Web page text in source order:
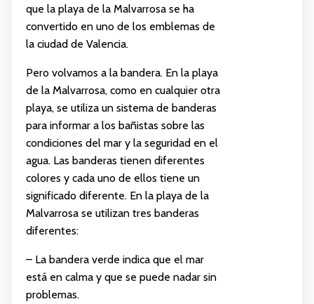
que la playa de la Malvarrosa se ha
convertido en uno de los emblemas de
la ciudad de Valencia.
Pero volvamos a la bandera. En la playa
de la Malvarrosa, como en cualquier otra
playa, se utiliza un sistema de banderas
para informar a los bañistas sobre las
condiciones del mar y la seguridad en el
agua. Las banderas tienen diferentes
colores y cada uno de ellos tiene un
significado diferente. En la playa de la
Malvarrosa se utilizan tres banderas
diferentes:
– La bandera verde indica que el mar
está en calma y que se puede nadar sin
problemas.